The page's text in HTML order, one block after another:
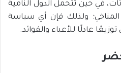
في حين تتحمل الدول النامية
المناخي؛ ولذلك فإن أي سياسة
عادلًا للأعباء والفوائد.